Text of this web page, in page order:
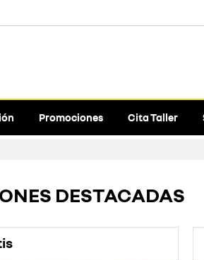
Promociones Cita Taller
DESTACADAS